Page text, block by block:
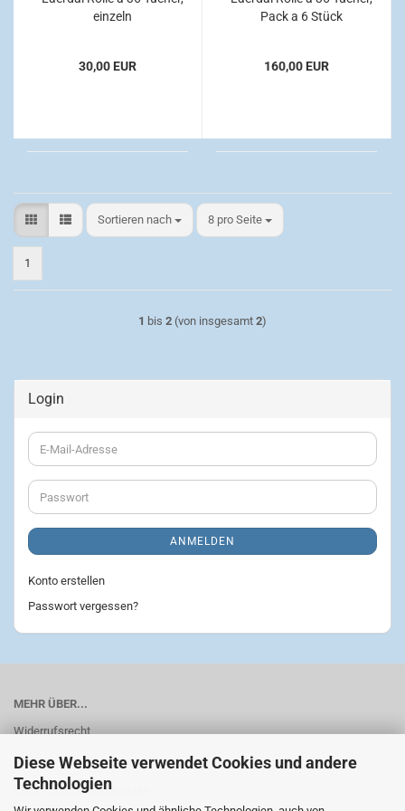
Diese Webseite verwendet Cookies und andere
Technologien
einzeln
30,00 EUR
Pack a 6 Stück
160,00 EUR
Sortieren nach
Sortieren nach 8 pro Seite
pro Seite
1
1 bis 2 (von insgesamt 2)
Login
E-
Mail-
Adresse
Passwort
ANMELDEN
Konto erstellen
Passwort vergessen?
MEHR ÜBER...
Widerrufsrecht
AGB
Liefer- und Versandkosten